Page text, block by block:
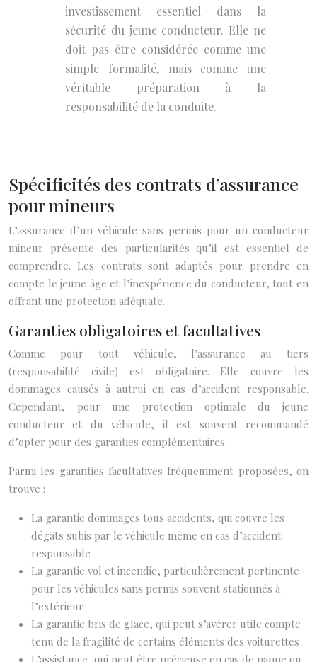
investissement essentiel dans la
sécurité du jeune conducteur. Elle ne
doit pas être considérée comme une
simple formalité, mais comme une
véritable préparation à la
responsabilité de la conduite.
Spécificités des contrats d’assurance
pour mineurs
L’assurance d’un véhicule sans permis pour un conducteur
mineur présente des particularités qu’il est essentiel de
comprendre. Les contrats sont adaptés pour prendre en
compte le jeune âge et l’inexpérience du conducteur, tout en
offrant une protection adéquate.
Garanties obligatoires et facultatives
Comme pour tout véhicule, l’assurance au tiers
(responsabilité civile) est obligatoire. Elle couvre les
dommages causés à autrui en cas d’accident responsable.
Cependant, pour une protection optimale du jeune
conducteur et du véhicule, il est souvent recommandé
d’opter pour des garanties complémentaires.
Parmi les garanties facultatives fréquemment proposées, on
trouve :
La garantie dommages tous accidents, qui couvre les
dégâts subis par le véhicule même en cas d’accident
responsable
La garantie vol et incendie, particulièrement pertinente
pour les véhicules sans permis souvent stationnés à
l’extérieur
La garantie bris de glace, qui peut s’avérer utile compte
tenu de la fragilité de certains éléments des voiturettes
L’assistance, qui peut être précieuse en cas de panne ou